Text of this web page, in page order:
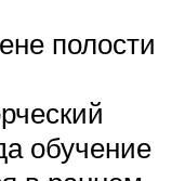
полости
обучение